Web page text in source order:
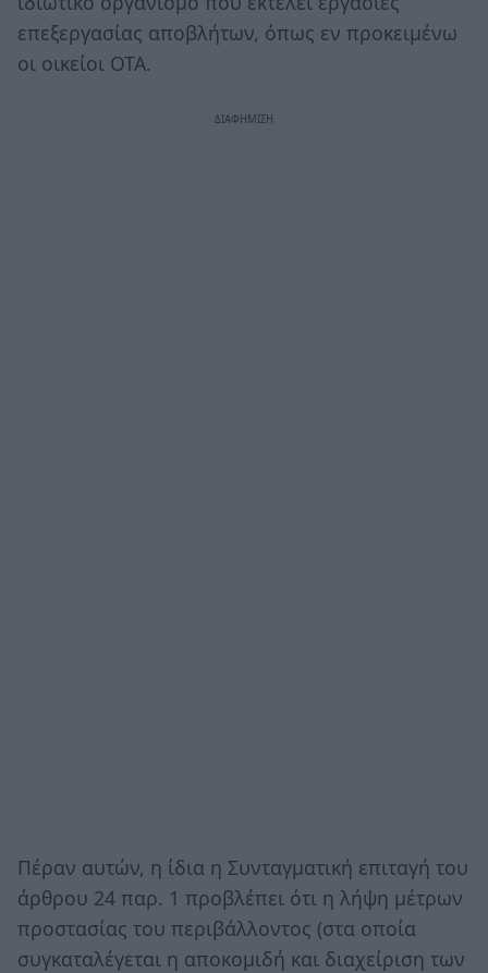
επεξεργασίας αποβλήτων, όπως εν προκειμένω
οι οικείοι ΟΤΑ.
Πέραν αυτών, η ίδια η Συνταγματική επιταγή του
άρθρου 24 παρ. 1 προβλέπει ότι η λήψη μέτρων
προστασίας του περιβάλλοντος (στα οποία
συγκαταλέγεται η αποκομιδή και διαχείριση των